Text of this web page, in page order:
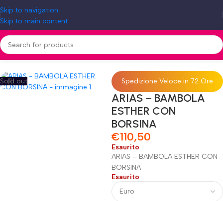
Skip to navigation
Skip to main content
Home»Shop»ARIAS – BAMBOLA ESTHER CON BORSINA
Sold out Spedizione Veloce in 72 Ore
ARIAS – BAMBOLA
ESTHER CON
BORSINA
€110,50
Esaurito
ARIAS – BAMBOLA ESTHER CON
BORSINA
Esaurito